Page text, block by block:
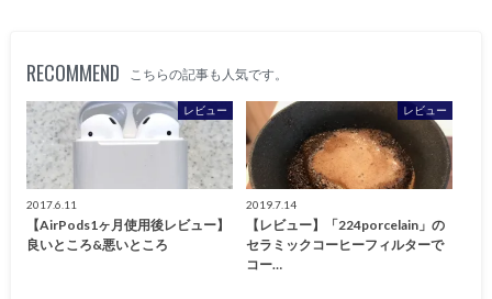
RECOMMEND こちらの記事も人気です。
レビュー
2017.6.11
【AirPods1ヶ月使用後レビュー】
良いところ&悪いところ
レビュー
2019.7.14
【レビュー】「224porcelain」の
セラミックコーヒーフィルターで
コー…